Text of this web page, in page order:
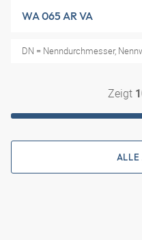
WA 065 AR VA
DN = Nenndurchmesser,
Zeigt
ALLE